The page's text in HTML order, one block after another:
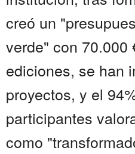
creó un
verde" con 70.000
ediciones, se han
proyectos, y el
participantes
como